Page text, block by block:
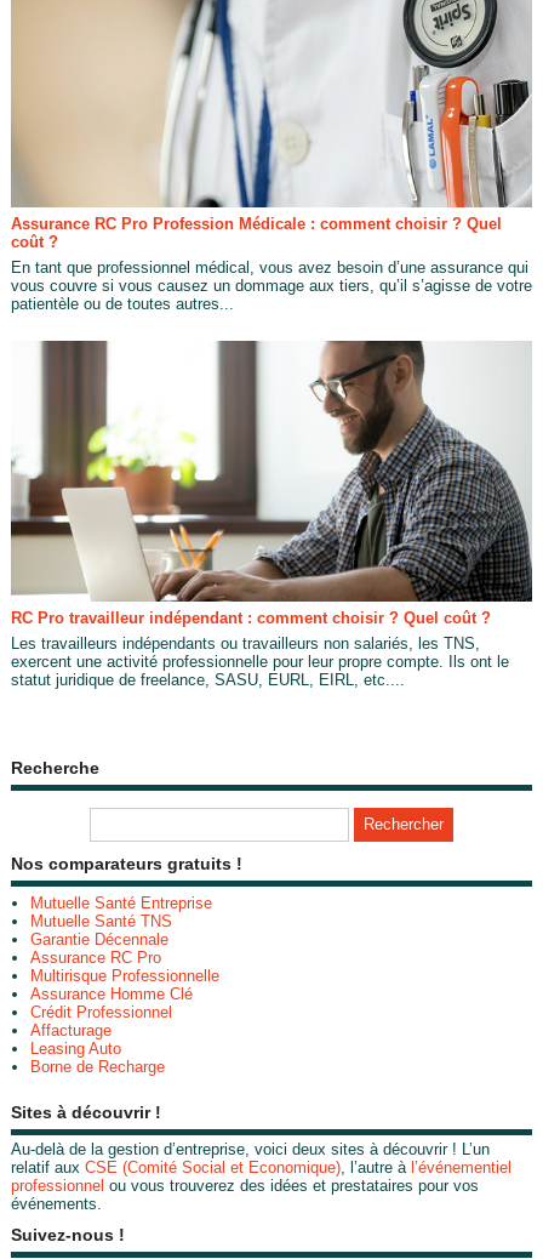
Assurance RC Pro Profession Médicale : comment choisir ? Quel
coût ?
En tant que professionnel médical, vous avez besoin d’une assurance qui
vous couvre si vous causez un dommage aux tiers, qu’il s’agisse de votre
patientèle ou de toutes autres...
RC Pro travailleur indépendant : comment choisir ? Quel coût ?
Les travailleurs indépendants ou travailleurs non salariés, les TNS,
exercent une activité professionnelle pour leur propre compte. Ils ont le
statut juridique de freelance, SASU, EURL, EIRL, etc....
Recherche
Nos comparateurs gratuits !
Mutuelle Santé Entreprise
Mutuelle Santé TNS
Garantie Décennale
Assurance RC Pro
Multirisque Professionnelle
Assurance Homme Clé
Crédit Professionnel
Affacturage
Leasing Auto
Borne de Recharge
Sites à découvrir !
Au-delà de la gestion d’entreprise, voici deux sites à découvrir ! L’un
relatif aux CSE (Comité Social et Economique), l’autre à l’événementiel
professionnel ou vous trouverez des idées et prestataires pour vos
événements.
Suivez-nous !